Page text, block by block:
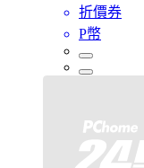
折價券
P幣